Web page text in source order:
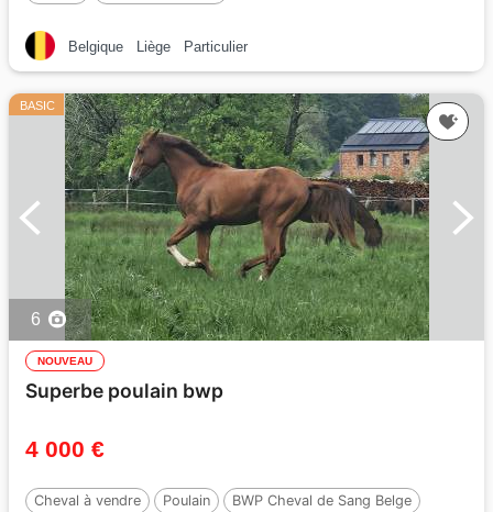
Belgique Liège Particulier
BASIC
6
NOUVEAU
Superbe poulain bwp
4 000 €
Cheval à vendre Poulain BWP Cheval de Sang Belge